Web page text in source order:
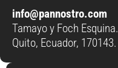
info@pannostro.com
Tamayo y Foch Esquina.
Quito, Ecuador, 170143.